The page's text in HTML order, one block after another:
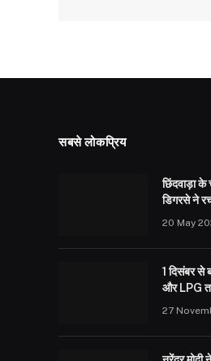
सबसे लोकप्रिय
छिंदवाड़ा के
डिगरसे ने
20 May
1 दिसंबर
और LPG
27